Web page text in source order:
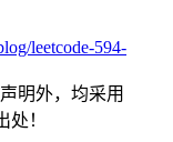
leetcode-594-
明外，均采用
！